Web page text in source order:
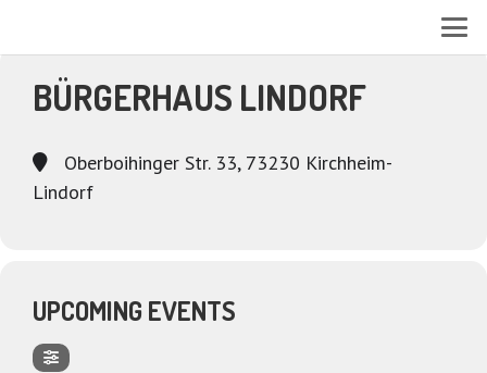
BÜRGERHAUS LINDORF
Oberboihinger Str. 33, 73230 Kirchheim-
Lindorf
UPCOMING EVENTS